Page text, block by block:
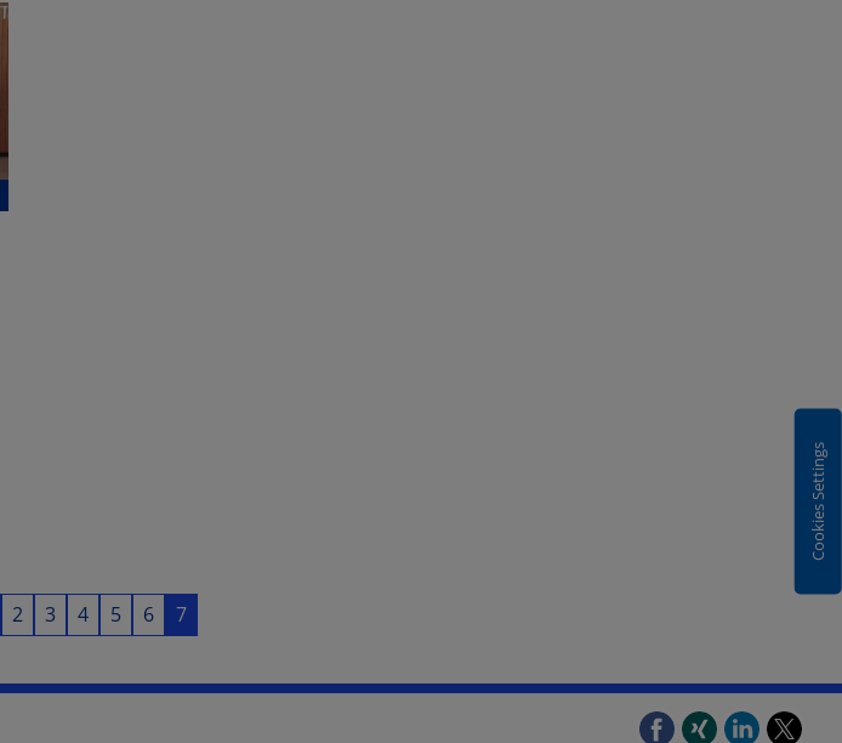
2 3 4 5 6 7
Cookies Settings